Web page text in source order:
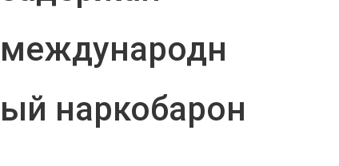
международн
ый наркобарон